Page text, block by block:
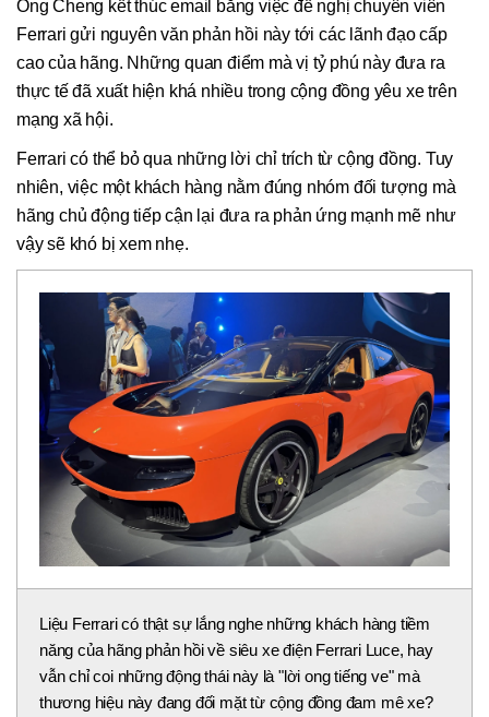
Ông Cheng kết thúc email bằng việc đề nghị chuyên viên
Ferrari gửi nguyên văn phản hồi này tới các lãnh đạo cấp
cao của hãng. Những quan điểm mà vị tỷ phú này đưa ra
thực tế đã xuất hiện khá nhiều trong cộng đồng yêu xe trên
mạng xã hội.
Ferrari có thể bỏ qua những lời chỉ trích từ cộng đồng. Tuy
nhiên, việc một khách hàng nằm đúng nhóm đối tượng mà
hãng chủ động tiếp cận lại đưa ra phản ứng mạnh mẽ như
vậy sẽ khó bị xem nhẹ.
Liệu Ferrari có thật sự lắng nghe những khách hàng tiềm
năng của hãng phản hồi về siêu xe điện Ferrari Luce, hay
vẫn chỉ coi những động thái này là "lời ong tiếng ve" mà
thương hiệu này đang đối mặt từ cộng đồng đam mê xe?